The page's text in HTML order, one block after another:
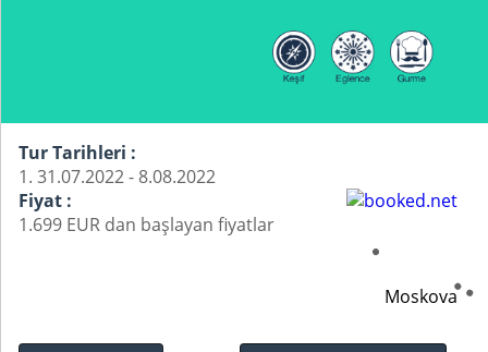
Tur Tarihleri :
1. 31.07.2022 - 8.08.2022
Fiyat :
1.699 EUR dan başlayan fiyatlar
Moskova